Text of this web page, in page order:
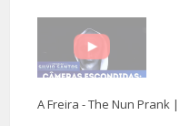
A Freira - The Nun Prank